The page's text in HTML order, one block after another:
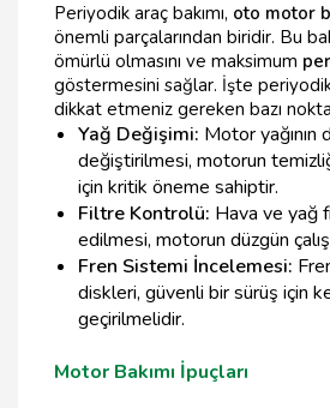
Periyodik araç bakımı, oto motor
önemli parçalarından biridir. Bu
ömürlü olmasını ve maksimum
göstermesini sağlar. İşte periyodik
dikkat etmeniz gereken bazı
Yağ Değişimi: Motor yağının
değiştirilmesi, motorun
için kritik öneme sahiptir.
Filtre Kontrolü: Hava ve yağ
edilmesi, motorun düzgün
Fren Sistemi İncelemesi:
diskleri, güvenli bir sürüş için
geçirilmelidir.
Motor Bakımı İpuçları